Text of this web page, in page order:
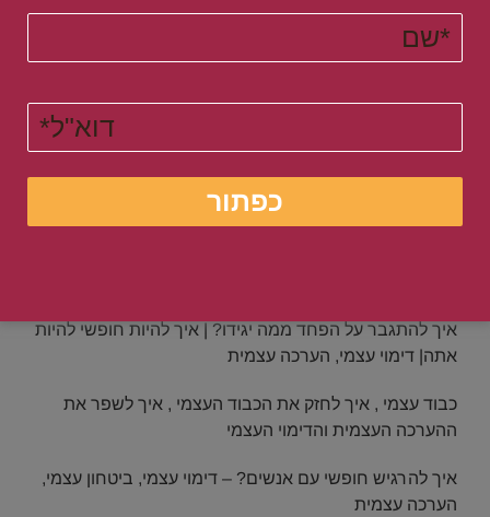
לקחת אחריות על החיים | איך לוקחים אחריות
איך לא לפחד לבטא עצמי? איך לבנות ביטחון עצמי
מהי הטעות החמורה שהורסת לכם את הדימוי העצמי ואת
הביטחון העצמי ואיך לתקן אותה באופן מידי
איך להתגבר על הפחד ממה יגידו? | איך להיות חופשי להיות
אתה| דימוי עצמי, הערכה עצמית
כבוד עצמי , איך לחזק את הכבוד העצמי , איך לשפר את
ההערכה העצמית והדימוי העצמי
איך להרגיש חופשי עם אנשים? – דימוי עצמי, ביטחון עצמי,
הערכה עצמית